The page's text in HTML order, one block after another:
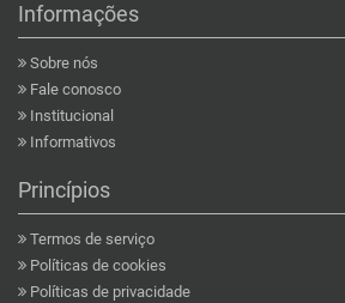
Informações
Sobre nós
Fale conosco
Institucional
Informativos
Princípios
Termos de serviço
Políticas de cookies
Políticas de privacidade